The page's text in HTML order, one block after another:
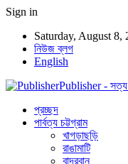
Sign in
Saturday, August 8,
নিউজ ব্লগ
English
Publisher - সত্য ও
প্রচ্ছদ
পার্বত্য চট্টগ্রাম
খাগড়াছড়ি
রাঙামাটি
বান্দরবান